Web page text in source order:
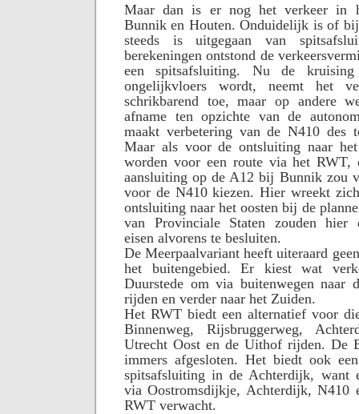
Maar dan is er nog het verkeer in
Bunnik en Houten. Onduidelijk is of bij
steeds is uitgegaan van
berekeningen ontstond de
een spitsafsluiting. Nu de
ongelijkvloers wordt, neemt het
schrikbarend toe, maar op andere
afname ten opzichte van de
maakt verbetering van de N410 des
Maar als voor de ontsluiting naar
worden voor een route via het RWT,
aansluiting op de A12 bij Bunnik zou
voor de N410 kiezen. Hier wreekt
ontsluiting naar het oosten bij de
van Provinciale Staten zouden hier
eisen alvorens te besluiten.
De Meerpaalvariant heeft uiteraard
het buitengebied. Er kiest wat
Duurstede om via buitenwegen naar
rijden en verder naar het Zuiden.
Het RWT biedt een alternatief voor
Binnenweg, Rijsbruggerweg,
Utrecht Oost en de Uithof rijden. De
immers afgesloten. Het biedt ook
spitsafsluiting in de Achterdijk, want
via Oostromsdijkje, Achterdijk, N410
RWT verwacht.